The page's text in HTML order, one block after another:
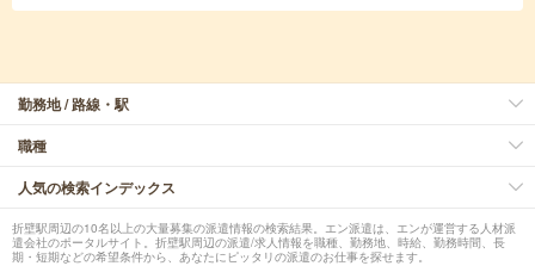
勤務地 / 路線・駅
職種
人気の検索インデックス
折壁駅周辺の10名以上の大量募集の派遣情報の検索結果。エン派遣は、エンが運営する人材派
遣会社のポータルサイト。折壁駅周辺の派遣/求人情報を職種、勤務地、時給、勤務時間、長
期・短期などの希望条件から、あなたにピッタリの派遣のお仕事を探せます。